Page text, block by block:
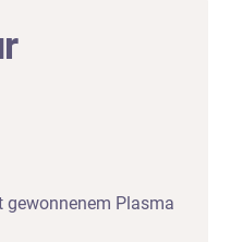
gewonnenem Plasma